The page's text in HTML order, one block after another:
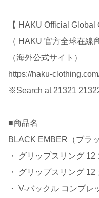
【 HAKU Official Global
（ HAKU 官方全球在線
（海外公式サイト）
https://haku-
※Search at 21321
■商品名
BLACK EMBER（ブラ
・ グリップスリング
・ グリップスリング 12
・ V-バックル コンプレ